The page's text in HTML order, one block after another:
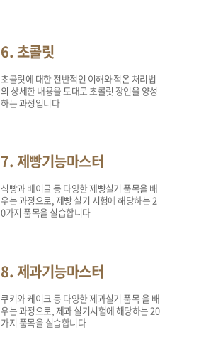
6. 초콜릿
초콜릿에 대한 전반적인 이해와 적온 처리법
의 상세한 내용을 토대로 초콜릿 장인을 양성
하는 과정입니다
7. 제빵기능마스터
식빵과 베이글 등 다양한 제빵실기 품목을 배
우는 과정으로, 제빵 실기 시험에 해당하는 2
0가지 품목을 실습합니다
8. 제과기능마스터
쿠키와 케이크 등 다양한 제과실기 품목 을 배
우는 과정으로, 제과 실기시험에 해당하는 20
가지 품목을 실습합니다